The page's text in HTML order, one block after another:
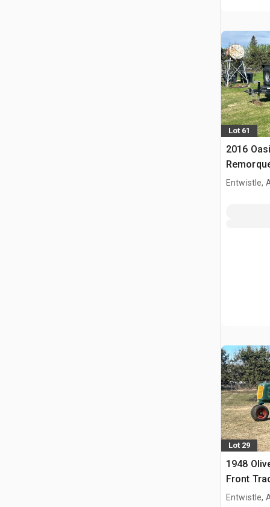
Lot 61
2016
Entwistle,
Lot 29
1948
Front
Entwistle,